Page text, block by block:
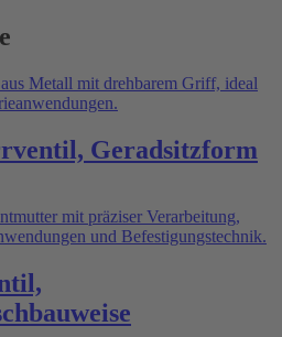
Geradsitzform